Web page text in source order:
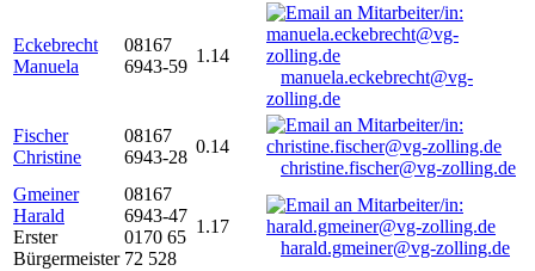
Eckebrecht
Manuela
08167
6943-59
1.14
manuela.eckebrecht@vg-
zolling.de
Fischer
Christine
08167
6943-28
0.14
christine.fischer@vg-zolling.de
Gmeiner
Harald
Erster
Bürgermeister
08167
6943-47
0170 65
72 528
1.17
harald.gmeiner@vg-zolling.de